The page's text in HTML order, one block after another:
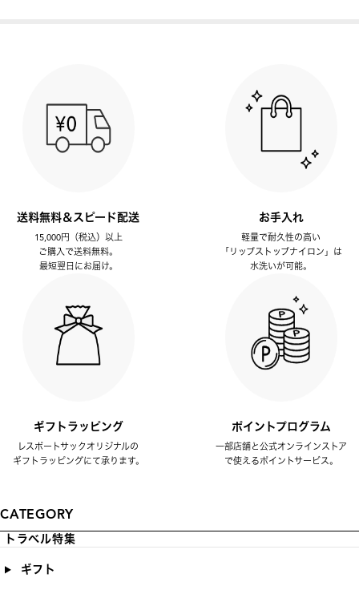
送料無料＆スピード配送
15,000円（税込）以上
ご購入で送料無料。
最短翌日にお届け。
お手入れ
軽量で耐久性の高い
「リップストップナイロン」は
水洗いが可能。
ギフトラッピング
レスポートサックオリジナルの
ギフトラッピングにて承ります。
ポイントプログラム
一部店舗と公式オンラインストア
で使えるポイントサービス。
CATEGORY
トラベル特集
ギフト